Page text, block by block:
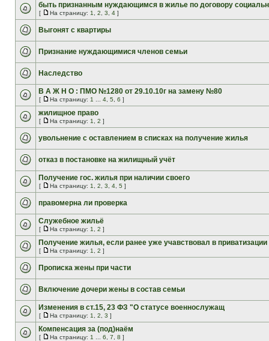
быть признанным нуждающимся в жилье по договору
[ На страницу: 1 2 3 4 ]
Выгонят с квартиры
Признание нуждающимися членов семьи
Наследство
В А Ж Н О : ПМО №1280 от 29.10.10г на замену №80
[ На страницу: 1 4 5 6 ]
жилищное право
[ На страницу: 1 2 ]
увольнение с оставлением в списках на получение жилья
отказ в постановке на жилищный учёт
Получение гос. жилья при наличии своего
[ На страницу: 1 2 3 4 5 ]
правомерна ли проверка
Служебное жильё
[ На страницу: 1 2 ]
Получение жилья, если ранее уже учавствовал в приватизации
[ На страницу: 1 2 ]
Прописка жены при части
Включение дочери жены в состав семьи
Изменения в ст.15, 23 ФЗ "О статусе военнослужащ
[ На страницу: 1 2 3 ]
Компенсация за (под)наём
[ На страницу: 1 6 7 8 ]